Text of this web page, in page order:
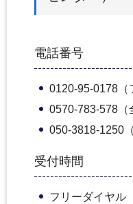
電話番号
0120-95-0178（
0570-783-578（
050-3818-1250
受付時間
フリーダイヤル